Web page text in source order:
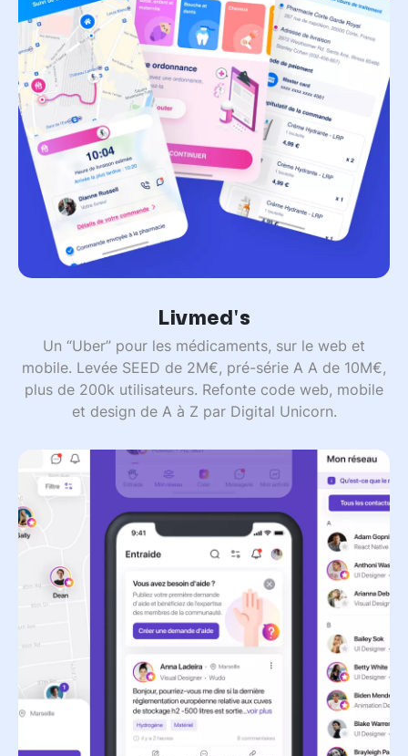
Livmed's
Un “Uber” pour les médicaments, sur le web et
mobile. Levée SEED de 2M€, pré-série A A de 10M€,
plus de 200k utilisateurs. Refonte code web, mobile
et design de A à Z par Digital Unicorn.